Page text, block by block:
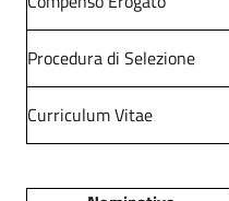
Procedura di Selezione
Curriculum Vitae